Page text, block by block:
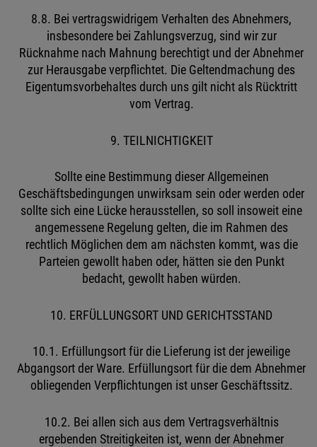
8.8. Bei vertragswidrigem Verhalten des Abnehmers,
insbesondere bei Zahlungsverzug, sind wir zur
Rücknahme nach Mahnung berechtigt und der Abnehmer
zur Herausgabe verpflichtet. Die Geltendmachung des
Eigentumsvorbehaltes durch uns gilt nicht als Rücktritt
vom Vertrag.
9. TEILNICHTIGKEIT
Sollte eine Bestimmung dieser Allgemeinen
Geschäftsbedingungen unwirksam sein oder werden oder
sollte sich eine Lücke herausstellen, so soll insoweit eine
angemessene Regelung gelten, die im Rahmen des
rechtlich Möglichen dem am nächsten kommt, was die
Parteien gewollt haben oder, hätten sie den Punkt
bedacht, gewollt haben würden.
10. ERFÜLLUNGSORT UND GERICHTSSTAND
10.1. Erfüllungsort für die Lieferung ist der jeweilige
Abgangsort der Ware. Erfüllungsort für die dem Abnehmer
obliegenden Verpflichtungen ist unser Geschäftssitz.
10.2. Bei allen sich aus dem Vertragsverhältnis
ergebenden Streitigkeiten ist, wenn der Abnehmer